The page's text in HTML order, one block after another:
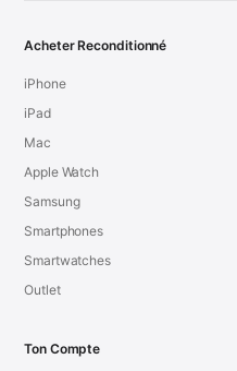
Acheter Reconditionné
iPhone
iPad
Mac
Apple Watch
Samsung
Smartphones
Smartwatches
Outlet
Ton Compte